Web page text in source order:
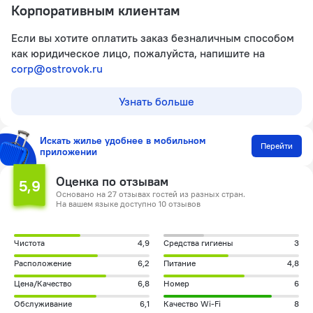
Корпоративным клиентам
Если вы хотите оплатить заказ безналичным способом
как юридическое лицо, пожалуйста, напишите на
corp@ostrovok.ru
Узнать больше
Искать жилье удобнее в мобильном
приложении
Перейти
5,9 Оценка по отзывам
Основано на 27 отзывах гостей из разных стран.
На вашем языке доступно 10 отзывов
Чистота 4,9 Средства гигиены
3
Расположение
6,2 Питание
4,8
Цена/Качество
6,8 Номер
6
Обслуживание
6,1 Качество Wi-Fi 8